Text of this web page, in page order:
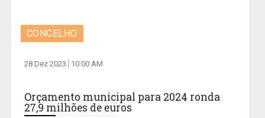
CONCELHO
28 Dez 2023 10:00 AM
Orçamento municipal para 2024 ronda
27,9 milhões de euros